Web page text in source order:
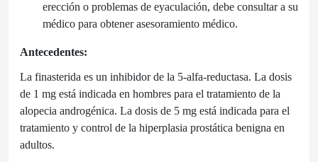
erección o problemas de eyaculación, debe consultar a su
médico para obtener asesoramiento médico.
Antecedentes:
La finasterida es un inhibidor de la 5-alfa-reductasa. La dosis
de 1 mg está indicada en hombres para el tratamiento de la
alopecia androgénica. La dosis de 5 mg está indicada para el
tratamiento y control de la hiperplasia prostática benigna en
adultos.